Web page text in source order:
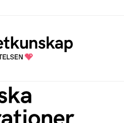
hjälper dig att bli en
internetanvändare
i en sektors- eller
federation